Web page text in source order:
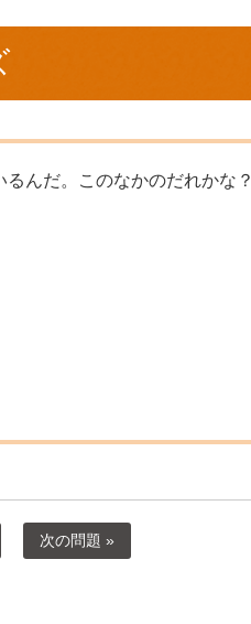
んだ。このなかのだれかな？
次の問題 »